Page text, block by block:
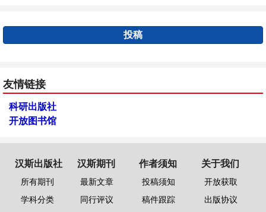
投稿
友情链接
科研出版社
开放图书馆
汉斯出版社
所有期刊
学科分类
汉斯期刊
最新文章
同行评议
作者须知
投稿须知
稿件跟踪
关于我们
开放获取
出版协议